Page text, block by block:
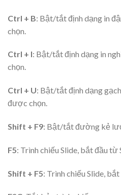
Ctrl + B: Bật/tắt định dạng in
chọn.
Ctrl + I: Bật/tắt định dạng in
chọn.
Ctrl + U: Bật/tắt định dạng
được chọn.
Shift + F9: Bật/tắt đường kẻ
F5: Trình chiếu Slide, bắt đầu từ
Shift + F5: Trình chiếu Slide,